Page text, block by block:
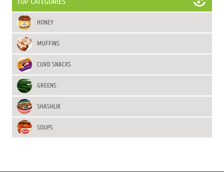
HONEY
MUFFINS
CURD SNACKS
GREENS
SHASHLIK
SOUPS